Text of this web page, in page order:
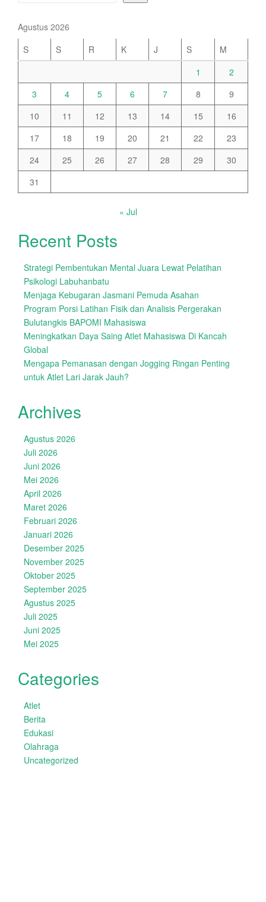
Agustus 2026
S
S R K J S
M
1
2
3
4 5 6 7 8
9
10
11 12 13 14 15
16
17
18 19 20 21 22
23
24
25 26 27 28 29
30
31
« Jul
Recent Posts
Strategi Pembentukan Mental Juara Lewat Pelatihan
Psikologi Labuhanbatu
Menjaga Kebugaran Jasmani Pemuda Asahan
Program Porsi Latihan Fisik dan Analisis Pergerakan
Bulutangkis BAPOMI Mahasiswa
Meningkatkan Daya Saing Atlet Mahasiswa Di Kancah
Global
Mengapa Pemanasan dengan Jogging Ringan Penting
untuk Atlet Lari Jarak Jauh?
Archives
Agustus 2026
Juli 2026
Juni 2026
Mei 2026
April 2026
Maret 2026
Februari 2026
Januari 2026
Desember 2025
November 2025
Oktober 2025
September 2025
Agustus 2025
Juli 2025
Juni 2025
Mei 2025
Categories
Atlet
Berita
Edukasi
Olahraga
Uncategorized